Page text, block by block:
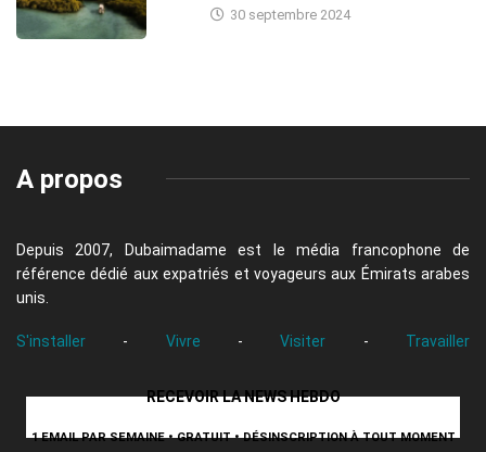
30 septembre 2024
A propos
Depuis 2007, Dubaimadame est le média francophone de
référence dédié aux expatriés et voyageurs aux Émirats arabes
unis.
S'installer - Vivre - Visiter - Travailler
RECEVOIR LA NEWS HEBDO
1 EMAIL PAR SEMAINE • GRATUIT • DÉSINSCRIPTION À TOUT MOMENT